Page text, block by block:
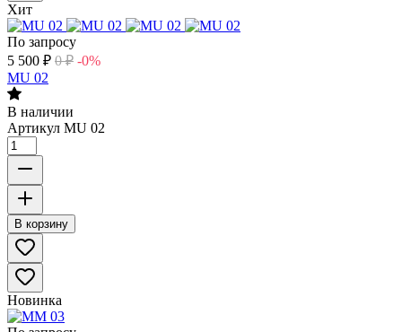
Хит
По запросу
5 500 ₽ 0 ₽ -0%
MU 02
В наличии
Артикул MU 02
В корзину
Новинка